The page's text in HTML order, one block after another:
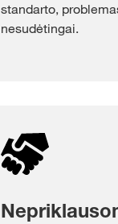
standarto,
nesudėtingai.